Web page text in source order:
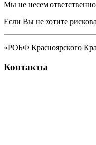
Мы не несем
Если Вы не хотите
«РОБФ Красноярского
Контакты